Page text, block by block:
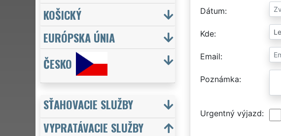
Dátum
Kde
Email
Poznámka
Urgentný výjazd
KOŠICKÝ
EURÓPSKA ÚNIA
ČESKO
SŤAHOVACIE SLUŽBY
VYPRATÁVACIE SLUŽBY